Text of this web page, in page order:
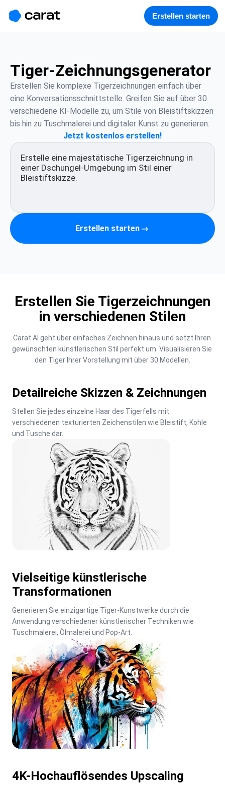
Erstellen starten
Tiger-Zeichnungsgenerator
Erstellen Sie komplexe Tigerzeichnungen einfach über
eine Konversationsschnittstelle. Greifen Sie auf über 30
verschiedene KI-Modelle zu, um Stile von Bleistiftskizzen
bis hin zu Tuschmalerei und digitaler Kunst zu generieren.
Jetzt kostenlos erstellen!
Erstellen starten →
Erstellen Sie Tigerzeichnungen
in verschiedenen Stilen
Carat AI geht über einfaches Zeichnen hinaus und setzt Ihren
gewünschten künstlerischen Stil perfekt um. Visualisieren Sie
den Tiger Ihrer Vorstellung mit über 30 Modellen.
Detailreiche Skizzen & Zeichnungen
Stellen Sie jedes einzelne Haar des Tigerfells mit
verschiedenen texturierten Zeichenstilen wie Bleistift, Kohle
und Tusche dar.
Vielseitige künstlerische
Transformationen
Generieren Sie einzigartige Tiger-Kunstwerke durch die
Anwendung verschiedener künstlerischer Techniken wie
Tuschmalerei, Ölmalerei und Pop-Art.
4K-Hochauflösendes Upscaling